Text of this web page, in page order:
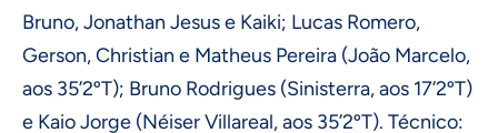
Bruno, Jonathan Jesus e Kaiki; Lucas Romero,
Gerson, Christian e Matheus Pereira (João Marcelo,
aos 35’2ºT); Bruno Rodrigues (Sinisterra, aos 17’2ºT)
e Kaio Jorge (Néiser Villareal, aos 35’2ºT). Técnico: